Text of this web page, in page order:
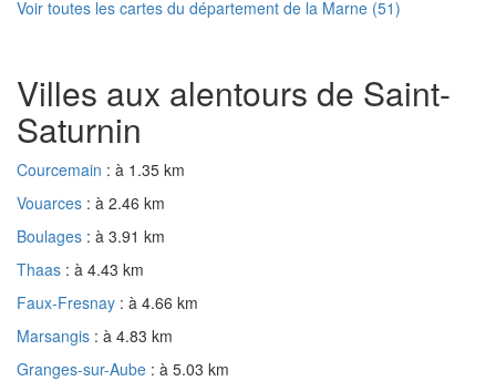
Voir toutes les cartes du département de la Marne (51)
Villes aux alentours de Saint-
Saturnin
Courcemain : à 1.35 km
Vouarces : à 2.46 km
Boulages : à 3.91 km
Thaas : à 4.43 km
Faux-Fresnay : à 4.66 km
Marsangis : à 4.83 km
Granges-sur-Aube : à 5.03 km